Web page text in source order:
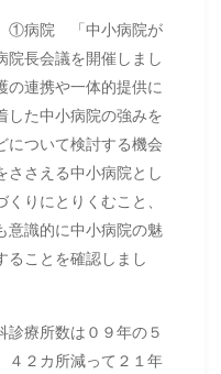
①病院 「中小病院が
院長会議を開催しまし
の連携や一体的提供に
した中小病院の強みを
について検討する機会
さえる中小病院とし
りにとりくむこと、
意識的に中小病院の魅
ることを確認しまし
療所数は０９年の５
４２カ所減って２１年